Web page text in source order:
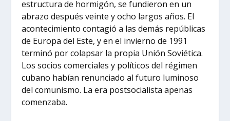
estructura de hormigón, se fundieron en un
abrazo después veinte y ocho largos años. El
acontecimiento contagió a las demás repúblicas
de Europa del Este, y en el invierno de 1991
terminó por colapsar la propia Unión Soviética.
Los socios comerciales y políticos del régimen
cubano habían renunciado al futuro luminoso
del comunismo. La era postsocialista apenas
comenzaba.